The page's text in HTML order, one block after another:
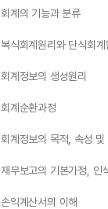
회계의 기능과 분류
복식회계원리와 단식회계
회계정보의 생성원리
회계순환과정
회계정보의 목적, 속성 및
재무보고의 기본가정, 인
손익계산서의 이해